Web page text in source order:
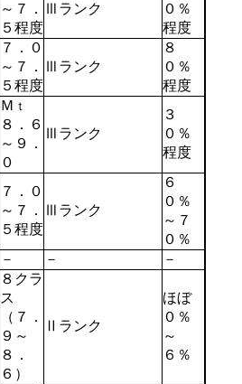
～７．
５程度
Ⅲランク
０％
程度
７．０
～７．
５程度
Ⅲランク
８
０％
程度
Ｍ ｔ
８．６
～９．
０
Ⅲランク
３
０％
程度
７．０
～７．
５程度
Ⅲランク
６
０％
～７
０％
－ － －
８クラ
ス
（７．
９～
８．
６）
Ⅱランク
ほぼ
０％
～
６％